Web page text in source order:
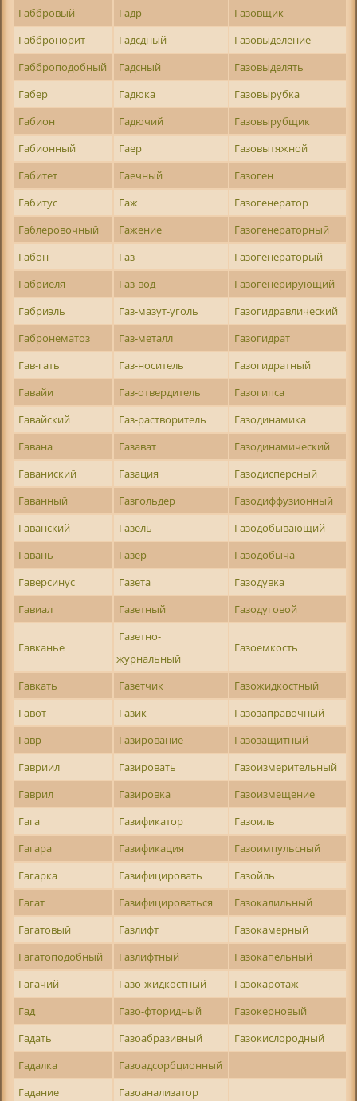
Габбровый
Гадр
Газовщик
Габбронорит
Гадсдный
Газовыделение
Габброподобный
Гадсный
Газовыделять
Габер
Гадюка
Газовырубка
Габион
Гадючий
Газовырубщик
Габионный
Гаер
Газовытяжной
Габитет
Гаечный
Газоген
Габитус
Гаж
Газогенератор
Габлеровочный
Гажение
Газогенераторный
Габон
Газ
Газогенераторый
Габриеля
Газ-вод
Газогенерирующий
Габриэль
Газ-мазут-уголь
Газогидравлический
Габронематоз
Газ-металл
Газогидрат
Гав-гать
Газ-носитель
Газогидратный
Гавайи
Газ-отвердитель
Газогипса
Гавайский
Газ-растворитель
Газодинамика
Гавана
Газават
Газодинамический
Гаваниский
Газация
Газодисперсный
Гаванный
Газгольдер
Газодиффузионный
Гаванский
Газель
Газодобывающий
Гавань
Газер
Газодобыча
Гаверсинус
Газета
Газодувка
Гавиал
Газетный Газодуговой
Гавканье
Газетно-
журнальный
Газоемкость
Гавкать Газетчик
Газожидкостный
Гавот
Газик
Газозаправочный
Гавр
Газирование
Газозащитный
Гавриил
Газировать
Газоизмерительный
Гаврил
Газировка
Газоизмещение
Гага
Газификатор
Газоиль
Гагара
Газификация
Газоимпульсный
Гагарка
Газифицировать
Газойль
Гагат
Газифицироваться
Газокалильный
Гагатовый
Газлифт
Газокамерный
Гагатоподобный
Газлифтный
Газокапельный
Гагачий
Газо-жидкостный
Газокаротаж
Гад
Газо-фторидный
Газокерновый
Гадать
Газоабразивный
Газокислородный
Гадалка
Газоадсорбционный
Гадание
Газоанализатор